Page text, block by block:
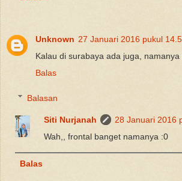
Unknown 27 Januari 2016 pukul
Kalau di surabaya ada juga,
Balas
Balasan
Siti Nurjanah
28 Januari 2016
Wah,, frontal banget namanya :0
Balas